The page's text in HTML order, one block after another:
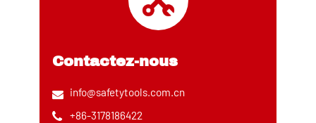
Contactez-nous
info@safetytools.com.cn
+86-3178186422